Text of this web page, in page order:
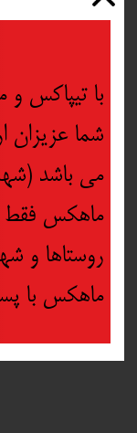
محصولات
با تیپاکس
شما عزیزان
می باشد
ماهکس فقط
روستاها و
ماهکس با